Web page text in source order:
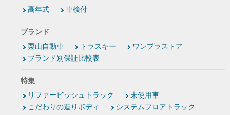
高年式
車検付
ブランド
栗山自動車
トラスキー
ワンプラストア
ブランド別保証比較表
特集
リファービッシュトラック
未使用車
こだわりの造りボディ
システムフロアトラック